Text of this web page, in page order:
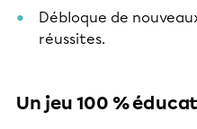
Débloque de
réussites.
Un jeu 100 %